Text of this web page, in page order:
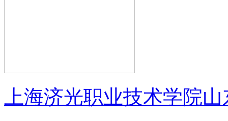
上海济光职业技术学院山